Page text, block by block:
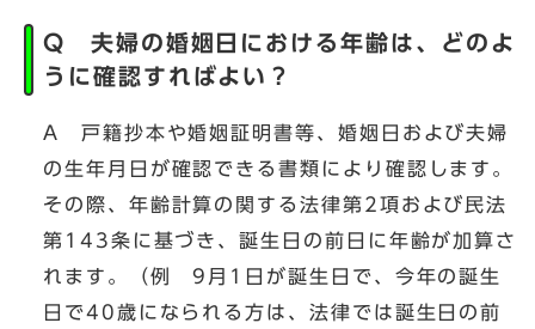
Q 夫婦の婚姻日における年齢は、どのよ
うに確認すればよい？
A 戸籍抄本や婚姻証明書等、婚姻日および夫婦
の生年月日が確認できる書類により確認します。
その際、年齢計算の関する法律第2項および民法
第143条に基づき、誕生日の前日に年齢が加算さ
れます。（例 9月1日が誕生日で、今年の誕生
日で40歳になられる方は、法律では誕生日の前